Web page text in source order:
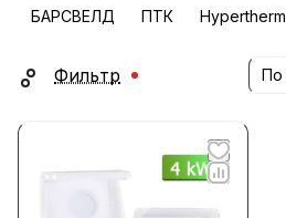
БАРСВЕЛД
ПТК Hypertherm
Фильтр